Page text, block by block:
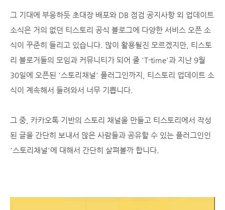
그 기대에 부응하듯 초대장 배포와 DB 점검 공지사항 외 업데이트
소식은 거의 없던 티스토리 공식 블로그에 다양한 서비스 오픈 소
식이 꾸준히 들리고 있습니다. 많이 활용될진 모르겠지만, 티스토
리 블로거들의 모임과 커뮤니티가 되어 줄 'T-time'과 지난 9월
30일에 오픈된 '스토리채널' 플러그인까지, 티스토리 업데이트 소
식이 계속해서 들려와서 너무 기쁩니다.
그 중, 카카오톡 기반의 스토리 채널을 만들고 티스토리에서 작성
된 글을 간단히 보내서 많은 사람들과 공유할 수 있는 플러그인인
'스토리채널'에 대해서 간단히 살펴볼까 합니다.